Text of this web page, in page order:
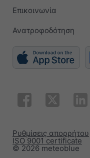
Επικοινωνία
Ανατροφοδότηση
© 2026 meteoblue
ISO 9001 certificate
Ρυθμίσεις απορρήτου